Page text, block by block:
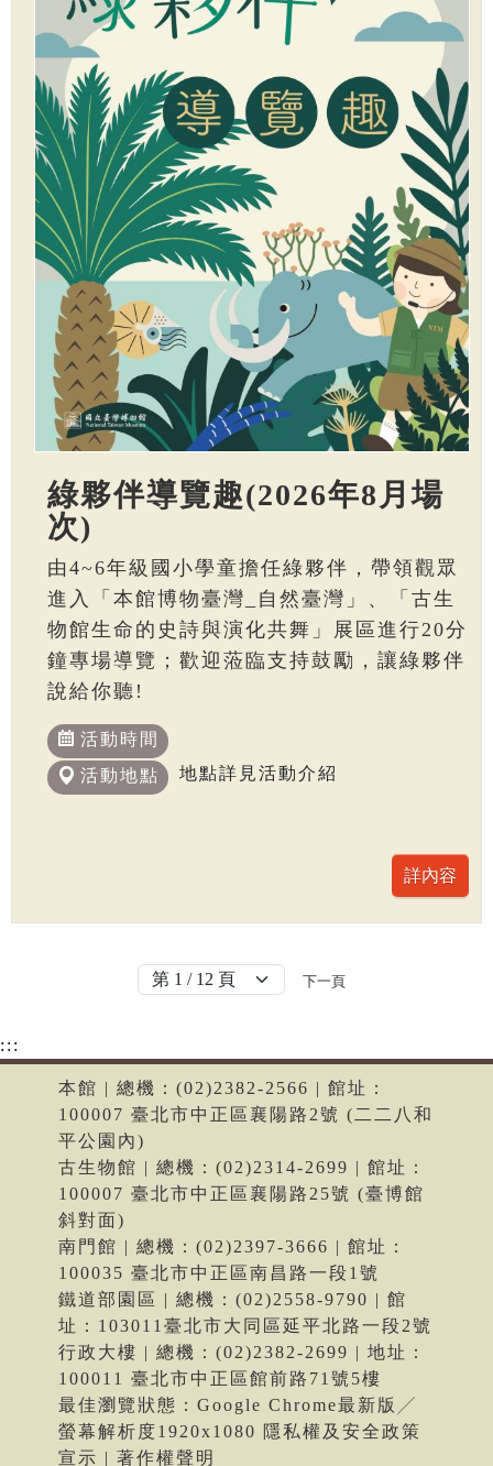
綠夥伴導覽趣(2026年8月場
次)
由4~6年級國小學童擔任綠夥伴，帶領觀眾
進入「本館博物臺灣_自然臺灣」、「古生
物館生命的史詩與演化共舞」展區進行20分
鐘專場導覽；歡迎蒞臨支持鼓勵，讓綠夥伴
說給你聽!
活動時間
活動地點
地點詳見活動介紹
下一頁
:::
本館 | 總機：(02)2382-2566 | 館址：
100007 臺北市中正區襄陽路2號 (二二八和
平公園內)
古生物館 | 總機：(02)2314-2699 | 館址：
100007 臺北市中正區襄陽路25號 (臺博館
斜對面)
南門館 | 總機：(02)2397-3666 | 館址：
100035 臺北市中正區南昌路一段1號
鐵道部園區 | 總機：(02)2558-9790 | 館
址：103011臺北市大同區延平北路一段2號
行政大樓 | 總機：(02)2382-2699 | 地址：
100011 臺北市中正區館前路71號5樓
最佳瀏覽狀態：Google Chrome最新版╱
螢幕解析度1920x1080 隱私權及安全政策
宣示 | 著作權聲明